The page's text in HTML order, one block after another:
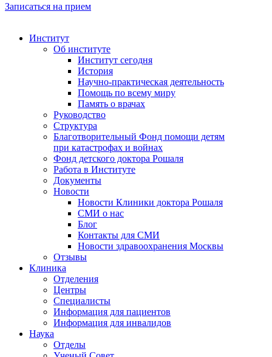
Записаться на прием
Институт
Об институте
Институт сегодня
История
Научно-практическая деятельность
Помощь по всему миру
Память о врачах
Руководство
Структура
Благотворительный Фонд помощи детям
при катастрофах и войнах
Фонд детского доктора Рошаля
Работа в Институте
Документы
Новости
Новости Клиники доктора Рошаля
СМИ о нас
Блог
Контакты для СМИ
Новости здравоохранения Москвы
Отзывы
Клиника
Отделения
Центры
Специалисты
Информация для пациентов
Информация для инвалидов
Наука
Отделы